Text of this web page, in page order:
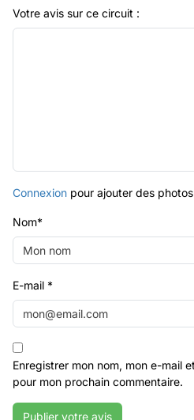
Votre avis sur ce circuit :
Connexion pour ajouter des
Nom*
E-mail *
Enregistrer mon nom, mon e-mail
pour mon prochain commentaire.